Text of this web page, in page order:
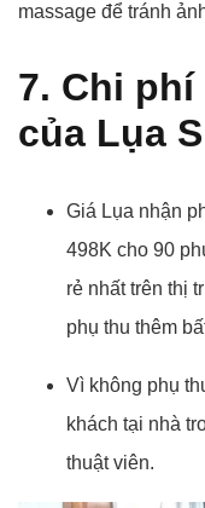
massage để tránh
7. Chi
của Lụa
Giá Lụa nhận
498K cho 90
rẻ nhất trên thị
phụ thu thêm
Vì không phụ
khách tại nhà
thuật viên.